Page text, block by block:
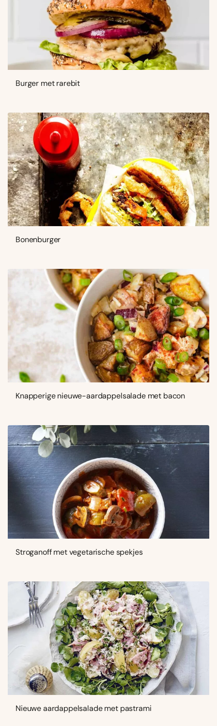
Burger met rarebit
Bonenburger
Knapperige nieuwe-aardappelsalade met bacon
Stroganoff met vegetarische spekjes
Nieuwe aardappelsalade met pastrami